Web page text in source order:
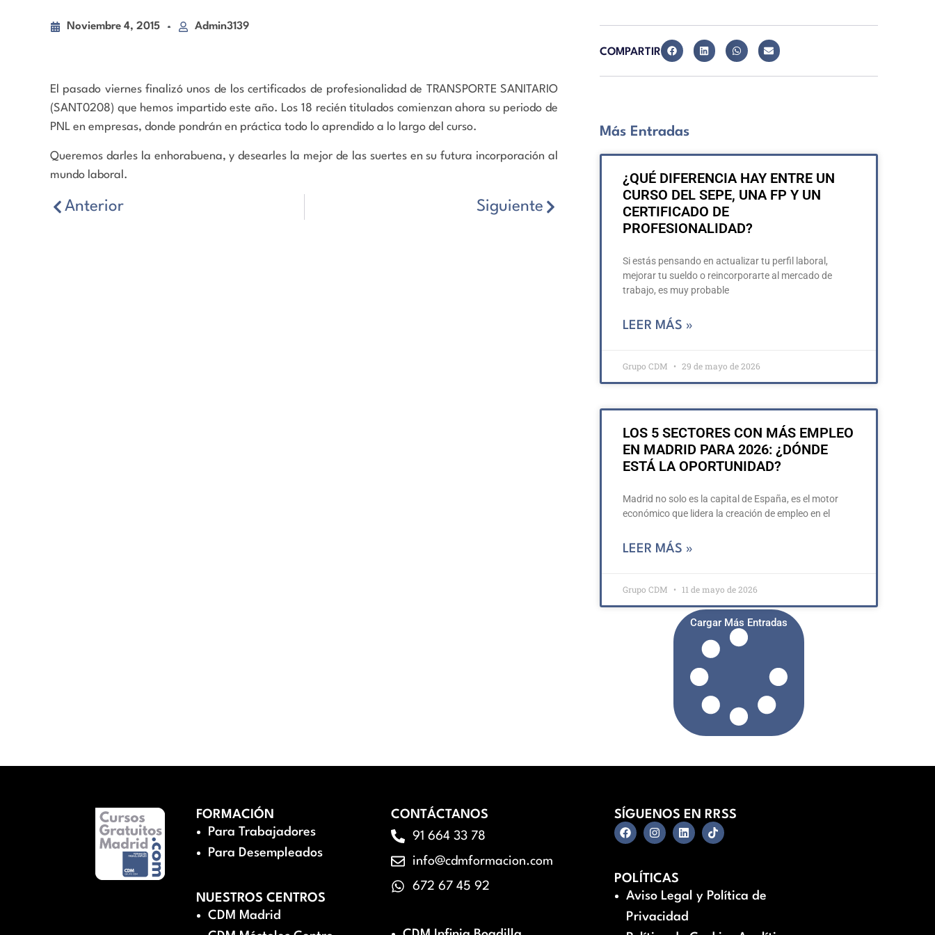
Noviembre 4, 2015 Admin3139
El pasado viernes finalizó unos de los certificados de profesionalidad de TRANSPORTE SANITARIO
(SANT0208) que hemos impartido este año. Los 18 recién titulados comienzan ahora su periodo de
PNL en empresas, donde pondrán en práctica todo lo aprendido a lo largo del curso.
Queremos darles la enhorabuena, y desearles la mejor de las suertes en su futura incorporación al
mundo laboral.
Anterior Siguiente
COMPARTIR
Más Entradas
¿QUÉ DIFERENCIA HAY ENTRE UN
CURSO DEL SEPE, UNA FP Y UN
CERTIFICADO DE
PROFESIONALIDAD?
Si estás pensando en actualizar tu perfil laboral,
mejorar tu sueldo o reincorporarte al mercado de
trabajo, es muy probable
LEER MÁS »
Grupo CDM 29 de mayo de 2026
LOS 5 SECTORES CON MÁS EMPLEO
EN MADRID PARA 2026: ¿DÓNDE
ESTÁ LA OPORTUNIDAD?
Madrid no solo es la capital de España, es el motor
económico que lidera la creación de empleo en el
LEER MÁS »
Grupo CDM 11 de mayo de 2026
Cargar Más Entradas
FORMACIÓN
Para Trabajadores
Para Desempleados
NUESTROS CENTROS
CDM Madrid
CONTÁCTANOS
91 664 33 78
info@cdmformacion.com
672 67 45 92
SÍGUENOS EN RRSS
POLÍTICAS
Aviso Legal y Política de
Privacidad